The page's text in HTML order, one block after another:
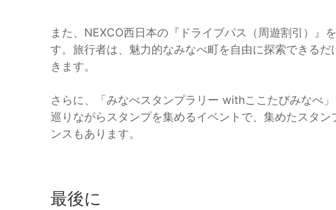
また、NEXCO西日本の『ドライブパス（周遊割引）』
す。旅行者は、魅力的なみなべ町を自由に探索できる
きます。
さらに、「みなべスタンプラリー withここたびみなべ
巡りながらスタンプを集めるイベントで、集めたスタ
ンスもあります。
最後に